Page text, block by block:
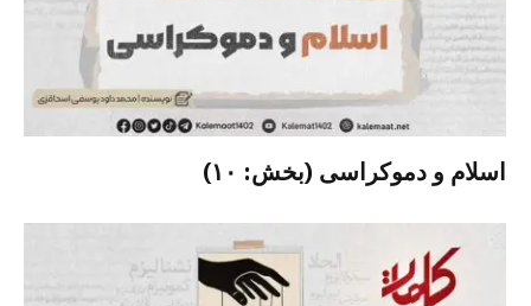
اسلام و دموکراسی (بخش: ۱۰)